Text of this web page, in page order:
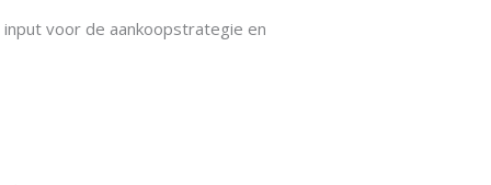
voor de aankoopstrategie en